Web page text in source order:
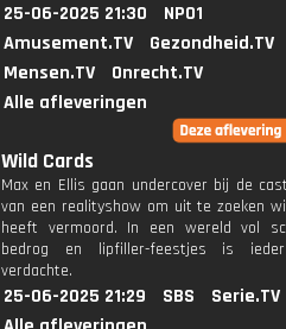
25-06-2025 21:30
NPO1
Amusement.TV
Gezondheid.TV
Mensen.TV
Onrecht.TV
Alle afleveringen
Wild Cards
Max en Ellis gaan undercover bij de
van een realityshow om uit te zoeken
heeft vermoord. In een wereld vol
bedrog en lipfiller-feestjes is
verdachte.
25-06-2025 21:29 SBS
Serie.TV